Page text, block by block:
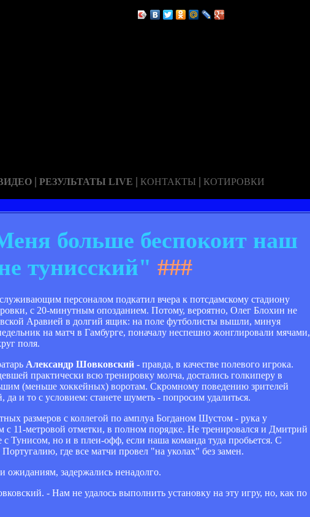
| РЕЗУЛЬТАТЫ LIVE | КОНТАКТЫ | КОТИРОВКИ
больше беспокоит наш
тунисский" ###
персоналом подкатил вчера к потсдамскому стадиону
с 20-минутным опозданием. Потому, вероятно, Олег Блохин не
Аравией в долгий ящик: на поле футболисты вышли, минуя
на матч в Гамбурге, поначалу неспешно жонглировали мячами,
поля.
Александр Шовковский - правда, в качестве полевого игрока.
практически всю тренировку молча, достались голкиперу в
(меньше хоккейных) воротам. Скромному поведению зрителей
и то с условием: станете шуметь - попросим удалиться.
размеров с коллегой по амплуа Богданом Шустом - рука у
с 11-метровой отметки, в полном порядке. Не тренировался и Дмитрий
с Тунисом, но и в плеи-офф, если наша команда туда пробьется. С
где все матчи провел "на уколах" без замен.
ожиданиям, задержались ненадолго.
- Нам не удалось выполнить установку на эту игру, но, как по